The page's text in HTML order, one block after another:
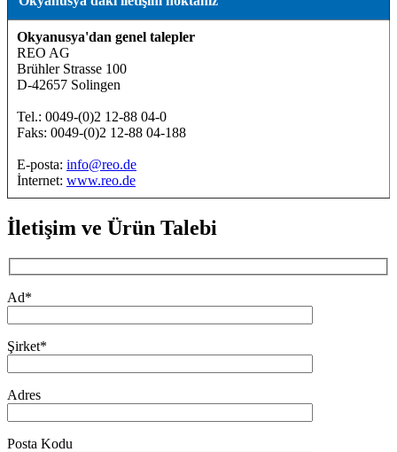
Okyanusya'dan genel talepler
REO AG
Brühler Strasse 100
D-42657 Solingen
Tel.: 0049-(0)2 12-88 04-0
Faks: 0049-(0)2 12-88 04-188
E-posta: info@reo.de
İnternet: www.reo.de
İletişim ve Ürün Talebi
Ad*
Şirket*
Adres
Posta Kodu